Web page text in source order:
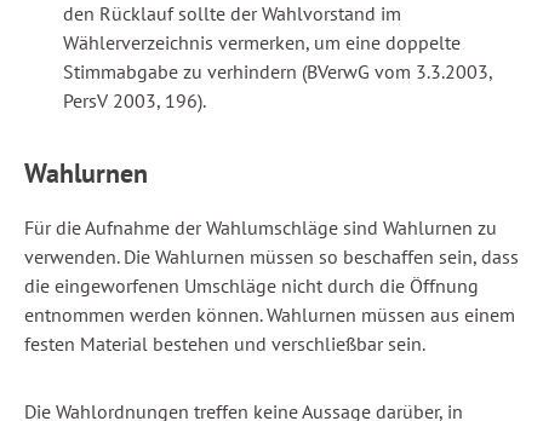
den Rücklauf sollte der Wahlvorstand im
Wählerverzeichnis vermerken, um eine doppelte
Stimmabgabe zu verhindern (BVerwG vom 3.3.2003,
PersV 2003, 196).
Wahlurnen
Für die Aufnahme der Wahlumschläge sind Wahlurnen zu
verwenden. Die Wahlurnen müssen so beschaffen sein, dass
die eingeworfenen Umschläge nicht durch die Öffnung
entnommen werden können. Wahlurnen müssen aus einem
festen Material bestehen und verschließbar sein.
Die Wahlordnungen treffen keine Aussage darüber, in